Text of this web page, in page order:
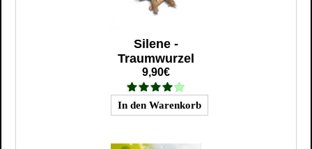
Silene -
Traumwurzel
9,90€